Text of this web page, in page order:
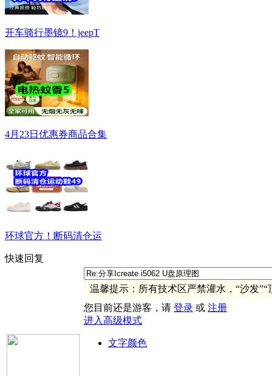
开车骑行墨镜9！jeepT
4月23日优惠券商品合集
环球官方！断码清仓运
快速回复
温馨提示：所有技术区严禁灌水，“沙发
您目前还是游客，请 登录 或 注册
进入高级模式
文字颜色